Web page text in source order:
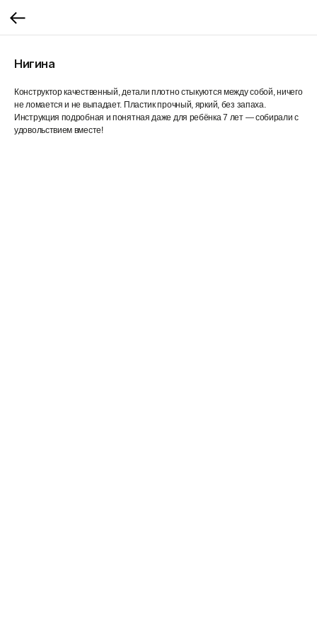
Нигина
Конструктор качественный, детали плотно стыкуются между собой, ничего
не ломается и не выпадает. Пластик прочный, яркий, без запаха.
Инструкция подробная и понятная даже для ребёнка 7 лет — собирали с
удовольствием вместе!